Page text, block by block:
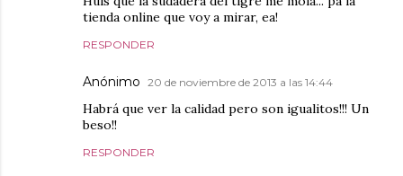
tienda online que voy a mirar, ea!
RESPONDER
Anónimo 20 de noviembre de 2013 a las 14:44
Habrá que ver la calidad pero son igualitos!!! Un
beso!!
RESPONDER